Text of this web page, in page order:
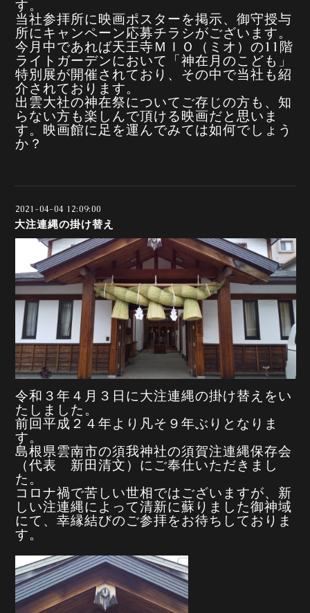
す。
当社参拝所に映画ポスターを掲示、御守授与
所にキャンペーン応募チラシがございます。
今月中であれば天王寺ＭＩＯ（ミオ）の11階
ライトガーデンにおいて「神在月のこども」
特別展が開催されており、その中で当社も紹
介されております。
出雲大社の神在祭についてご存じの方も、知
らない方も楽しんで頂ける映画だと思いま
す。映画館に足を運んでみては如何でしょう
か？
2021-04-04 12:09:00
大注連縄の掛け替え
令和３年４月３日に大注連縄の掛け替えをい
たしました。
前回平成２４年より凡そ９年ぶりとなりま
す。
島根県雲南市の須我神社の須賀注連縄保存会
（代表 新田清文）にご奉仕いただきまし
た。
コロナ禍で苦しい世相ではございますが、新
しい注連縄によって清新に蘇りました御神域
にて、幸縁結びのご参拝をお待ちしておりま
す。